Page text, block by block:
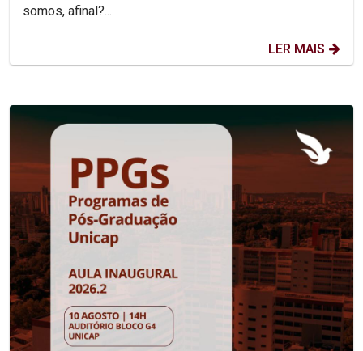
somos, afinal?...
LER MAIS